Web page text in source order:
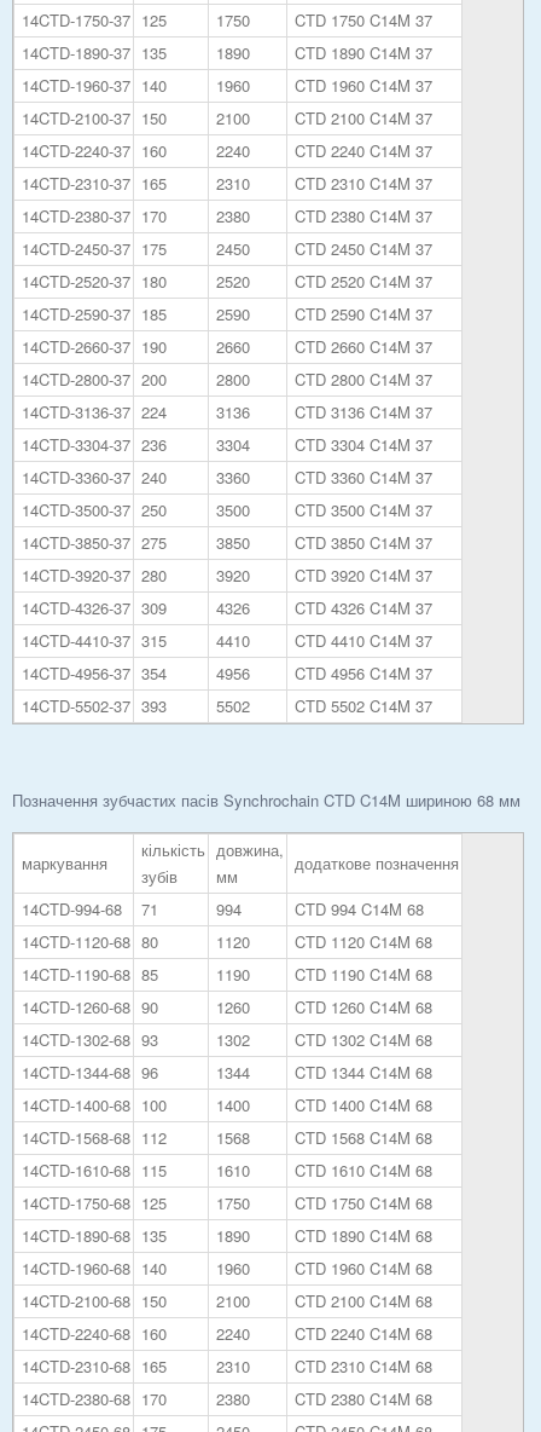
14CTD-1750-37 125 1750
CTD 1750 C14M 37
14CTD-1890-37 135 1890
CTD 1890 C14M 37
14CTD-1960-37 140 1960
CTD 1960 C14M 37
14CTD-2100-37 150 2100
CTD 2100 C14M 37
14CTD-2240-37 160 2240
CTD 2240 C14M 37
14CTD-2310-37 165 2310
CTD 2310 C14M 37
14CTD-2380-37 170 2380
CTD 2380 C14M 37
14CTD-2450-37 175 2450
CTD 2450 C14M 37
14CTD-2520-37 180 2520
CTD 2520 C14M 37
14CTD-2590-37 185 2590
CTD 2590 C14M 37
14CTD-2660-37 190 2660
CTD 2660 C14M 37
14CTD-2800-37 200 2800
CTD 2800 C14M 37
14CTD-3136-37 224 3136
CTD 3136 C14M 37
14CTD-3304-37 236 3304
CTD 3304 C14M 37
14CTD-3360-37 240 3360
CTD 3360 C14M 37
14CTD-3500-37 250 3500
CTD 3500 C14M 37
14CTD-3850-37 275 3850
CTD 3850 C14M 37
14CTD-3920-37 280 3920
CTD 3920 C14M 37
14CTD-4326-37 309 4326
CTD 4326 C14M 37
14CTD-4410-37 315 4410
CTD 4410 C14M 37
14CTD-4956-37 354 4956
CTD 4956 C14M 37
14CTD-5502-37 393 5502 CTD 5502 C14M 37
Позначення зубчастих пасів Synchrochain CTD C14M шириною 68 мм
маркування
кількість
зубів
довжина,
мм
додаткове позначення
14CTD-994-68
71 994
CTD 994 C14M 68
14CTD-1120-68 80 1120
CTD 1120 C14M 68
14CTD-1190-68 85 1190
CTD 1190 C14M 68
14CTD-1260-68 90 1260
CTD 1260 C14M 68
14CTD-1302-68 93 1302
CTD 1302 C14M 68
14CTD-1344-68 96 1344
CTD 1344 C14M 68
14CTD-1400-68 100 1400
CTD 1400 C14M 68
14CTD-1568-68 112 1568
CTD 1568 C14M 68
14CTD-1610-68 115 1610
CTD 1610 C14M 68
14CTD-1750-68 125 1750
CTD 1750 C14M 68
14CTD-1890-68 135 1890
CTD 1890 C14M 68
14CTD-1960-68 140 1960
CTD 1960 C14M 68
14CTD-2100-68 150 2100
CTD 2100 C14M 68
14CTD-2240-68 160 2240
CTD 2240 C14M 68
14CTD-2310-68 165 2310
CTD 2310 C14M 68
14CTD-2380-68 170 2380
CTD 2380 C14M 68